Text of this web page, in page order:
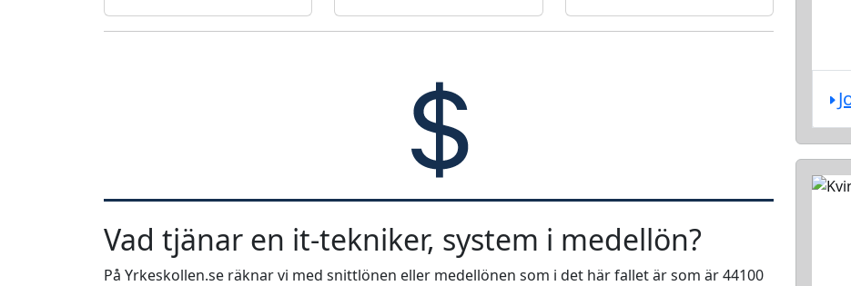
Vad tjänar en it-tekniker, system i medellön?
På Yrkeskollen.se räknar vi med snittlönen eller medellönen som i det här fallet är som är 44100